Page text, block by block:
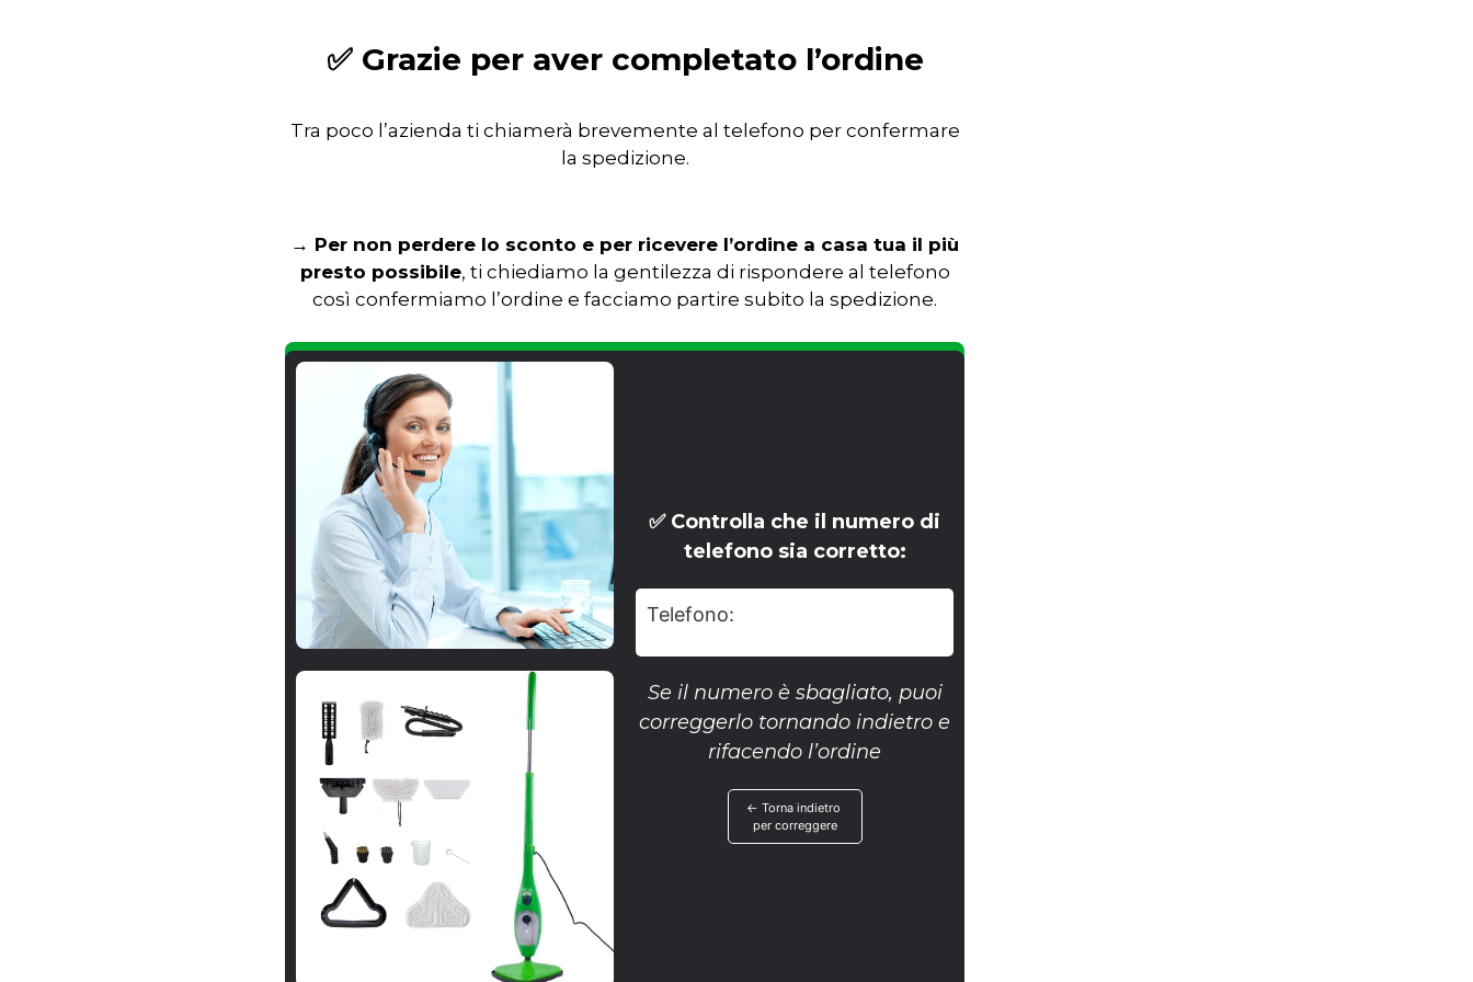
✅ Grazie per aver completato l’ordine
Tra poco l’azienda ti chiamerà brevemente al telefono per confermare
la spedizione.
→ Per non perdere lo sconto e per ricevere l’ordine a casa tua il più
presto possibile, ti chiediamo la gentilezza di rispondere al telefono
così confermiamo l’ordine e facciamo partire subito la spedizione.
✅ Controlla che il numero di
telefono sia corretto:
Telefono:
Se il numero è sbagliato, puoi
correggerlo tornando indietro e
rifacendo l’ordine
← Torna indietro
per correggere